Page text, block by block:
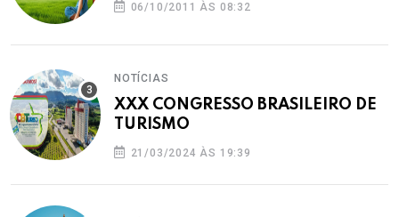
06/10/2011 ÀS 08:32
NOTÍCIAS
XXX CONGRESSO BRASILEIRO DE
TURISMO
21/03/2024 ÀS 19:39